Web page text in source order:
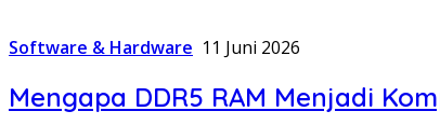
Software & Hardware 11 Juni 2026
Mengapa DDR5 RAM Menjadi